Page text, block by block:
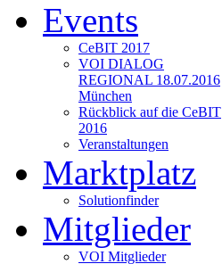
Events
CeBIT 2017
VOI DIALOG
REGIONAL 18.07.2016
München
Rückblick auf die CeBIT
2016
Veranstaltungen
Marktplatz
Solutionfinder
Mitglieder
VOI Mitglieder